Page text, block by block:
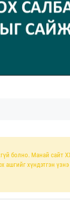
болно. Манай сайт
ашгийг хүндэтгэн